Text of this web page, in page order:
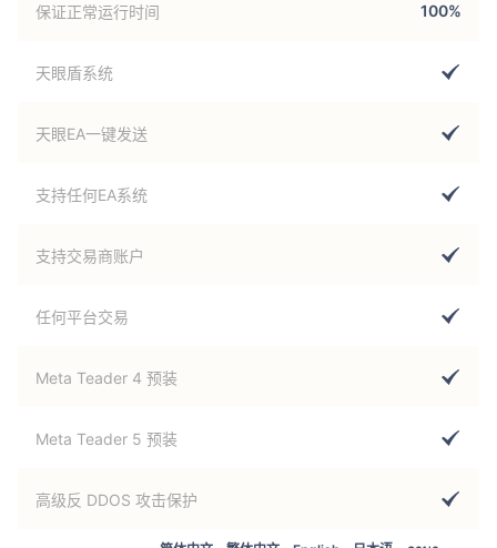
保证正常运行时间 100%
天眼盾系统
天眼EA一键发送
支持任何EA系统
支持交易商账户
任何平台交易
Meta Teader 4 预装
Meta Teader 5 预装
高级反 DDOS 攻击保护